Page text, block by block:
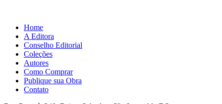
Home
A Editora
Conselho Editorial
Coleções
Autores
Como Comprar
Publique sua Obra
Contato